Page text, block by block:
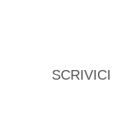
SCRIVICI